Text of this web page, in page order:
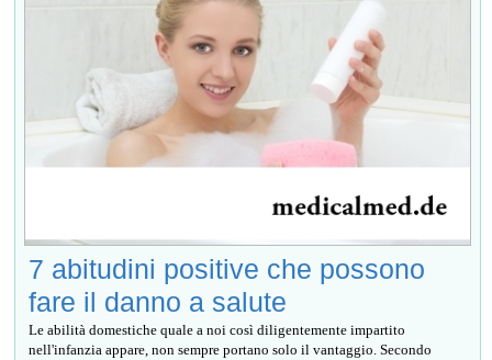
7 abitudini positive che possono
fare il danno a salute
Le abilità domestiche quale a noi così diligentemente impartito
nell'infanzia appare, non sempre portano solo il vantaggio. Secondo